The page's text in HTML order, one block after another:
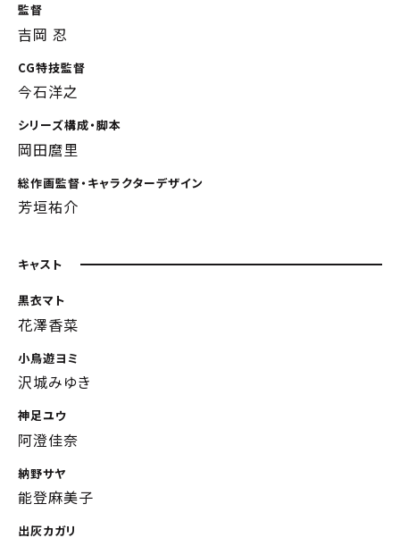
監督
吉岡 忍
CG特技監督
今石洋之
シリーズ構成・脚本
岡田麿里
総作画監督・キャラクターデザイン
芳垣祐介
キャスト
黒衣マト
花澤香菜
小鳥遊ヨミ
沢城みゆき
神足ユウ
阿澄佳奈
納野サヤ
能登麻美子
出灰カガリ